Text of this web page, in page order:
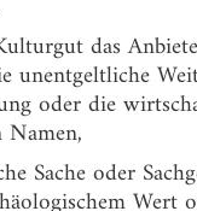
das
unentgeltliche
oder die
Sache oder